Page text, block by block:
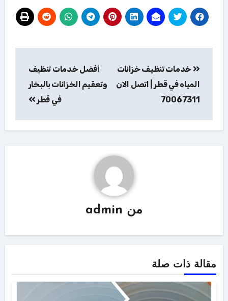
المقالات
خدمات تنظيف خزانات
المياه في قطر | اتصل الان
70067311
أفضل خدمات تنظيف
وتعقيم الخزانات بالبخار
في قطر
من admin
مقالة ذات صلة